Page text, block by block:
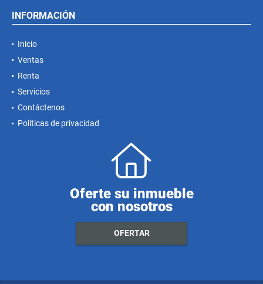
INFORMACIÓN
Inicio
Ventas
Renta
Servicios
Contáctenos
Políticas de privacidad
Oferte su inmueble
con nosotros
OFERTAR